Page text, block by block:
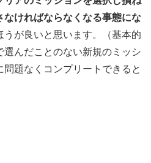
なければならなくなる事態にな
が良いと思います。（基本的
んだことのない新規のミッシ
問題なくコンプリートできると